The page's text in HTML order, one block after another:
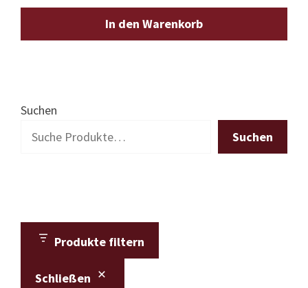
In den Warenkorb
Suchen
Suchen
Produkte filtern
Schließen